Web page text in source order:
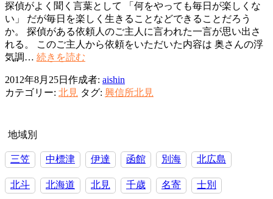
探偵がよく聞く言葉として 「何をやっても毎日が楽しくな
い」 だが毎日を楽しく生きることなどできることだろう
か。 探偵がある依頼人のご主人に言われた一言が思い出さ
れる。 このご主人から依頼をいただいた内容は 奥さんの浮
気調… 続きを読む
所
北
題
気
2012年8月25日 作成者: aishin
カテゴリー: 北見 タグ: 興信所北見
地域別
三笠 中標津 伊達 函館 別海 北広島
北斗 北海道 北見 千歳 名寄 士別